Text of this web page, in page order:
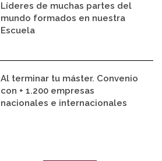
Líderes de muchas partes del
mundo formados en nuestra
Escuela
Al terminar tu máster. Convenio
con + 1.200 empresas
nacionales e internacionales